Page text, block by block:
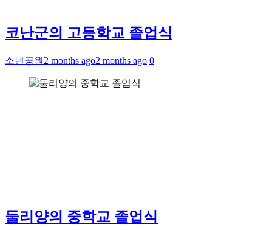
코난군의 고등학교 졸업식
소년공원 2 months ago2 months ago 0
둘리양의 중학교 졸업식